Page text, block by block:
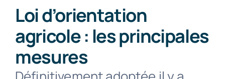
Nos métiers
Actualités
Loi d’orientation
agricole : les principales
mesures